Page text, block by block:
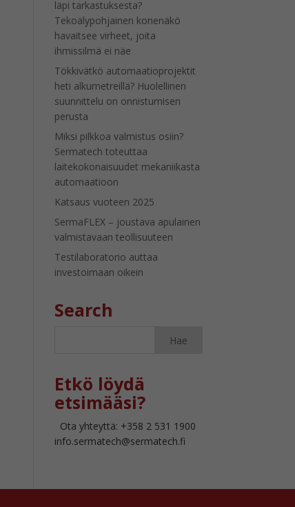
läpi tarkastuksesta?
Tekoälypohjainen konenäkö
havaitsee virheet, joita
ihmissilmä ei näe
Tökkivätkö automaatioprojektit
heti alkumetreillä? Huolellinen
suunnittelu on onnistumisen
perusta
Miksi pilkkoa valmistus osiin?
Sermatech toteuttaa
laitekokonaisuudet mekaniikasta
automaatioon
Katsaus vuoteen 2025
SermaFLEX – joustava apulainen
valmistavaan teollisuuteen
Testilaboratorio auttaa
investoimaan oikein
Search
Etkö löydä
etsimääsi?
Ota yhteyttä: +358 2 531 1900
info.sermatech@sermatech.fi